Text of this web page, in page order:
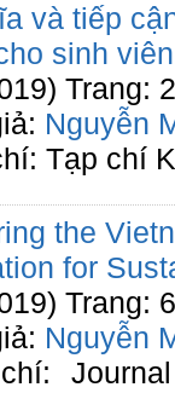
và tiếp
sinh
Trang:
Nguyễn
Tạp chí
the
for
Trang:
Nguyễn